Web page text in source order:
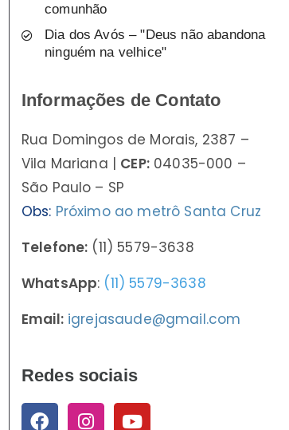
comunhão
Dia dos Avós – "Deus não abandona
ninguém na velhice"
Informações de Contato
Rua Domingos de Morais, 2387 –
Vila Mariana | CEP:04035-000 –
São Paulo – SP
Obs: Próximo ao metrô Santa Cruz
Telefone: (11) 5579-3638
WhatsApp: (11) 5579-3638
Email: igrejasaude@gmail.com
Redes sociais